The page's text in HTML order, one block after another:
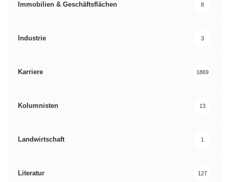
Immobilien & Geschäftsflächen 8
Industrie 3
Karriere 1869
Kolumnisten 13
Landwirtschaft 1
Literatur 127